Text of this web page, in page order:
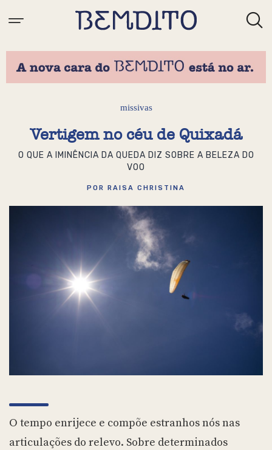
missivas
Vertigem no céu de Quixadá
O QUE A IMINÊNCIA DA QUEDA DIZ SOBRE A BELEZA DO
VOO
POR RAISA CHRISTINA
O tempo enrijece e compõe estranhos nós nas
articulações do relevo. Sobre determinados